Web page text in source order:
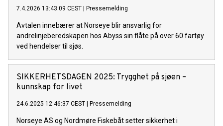
7.4.2026 13:43:09 CEST Pressemelding
Avtalen innebærer at Norseye blir ansvarlig for
andrelinjeberedskapen hos Abyss sin flåte på over 60 fartøy
ved hendelser til sjøs.
SIKKERHETSDAGEN 2025: Trygghet på sjøen –
kunnskap for livet
24.6.2025 12:46:37 CEST Pressemelding
Norseye AS og Nordmøre Fiskebåt setter sikkerhet i